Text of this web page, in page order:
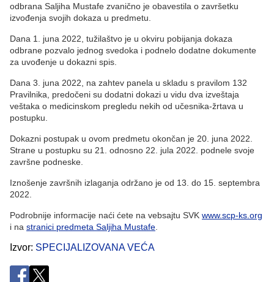
odbrana Saljiha Mustafe zvanično je obavestila o završetku
izvođenja svojih dokaza u predmetu.
Dana 1. juna 2022, tužilaštvo je u okviru pobijanja dokaza
odbrane pozvalo jednog svedoka i podnelo dodatne dokumente
za uvođenje u dokazni spis.
Dana 3. juna 2022, na zahtev panela u skladu s pravilom 132
Pravilnika, predočeni su dodatni dokazi u vidu dva izveštaja
veštaka o medicinskom pregledu nekih od učesnika-žrtava u
postupku.
Dokazni postupak u ovom predmetu okončan je 20. juna 2022.
Strane u postupku su 21. odnosno 22. jula 2022. podnele svoje
završne podneske.
Iznošenje završnih izlaganja održano je od 13. do 15. septembra
2022.
Podrobnije informacije naći ćete na vebsajtu SVK www.scp-ks.org
i na stranici predmeta Saljiha Mustafe
Izvor SPECIJALIZOVANA VEĆA